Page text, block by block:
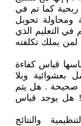
كما تم في
ومحاولة تحويل
في التعليم الذي
يملك تكلفته
قياس كفاءة
بعشوائية وبلا
صحيحة . هل يتم
؟! هل يوجد قياس
والنتائج